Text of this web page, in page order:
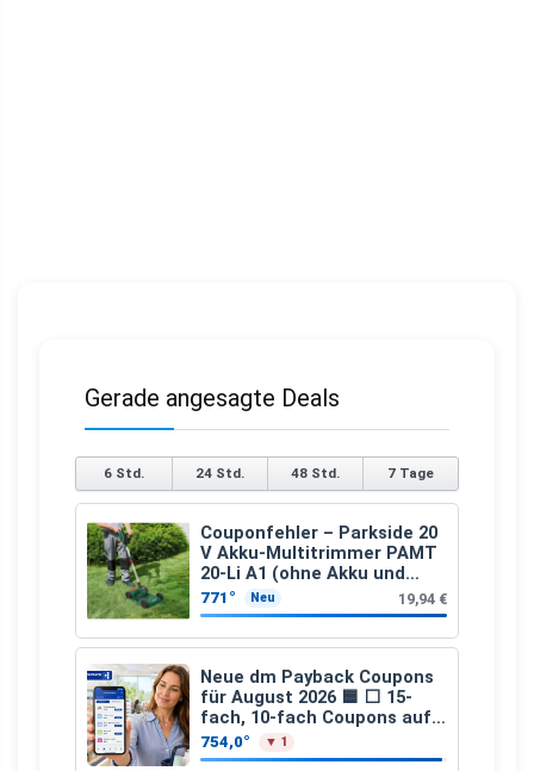
Gerade angesagte Deals
6 Std. 24 Std. 48 Std. 7 Tage
Couponfehler – Parkside 20
V Akku-Multitrimmer PAMT
20-Li A1 (ohne Akku und
Ladegerät)
771° Neu 19,94 €
Neue dm Payback Coupons
für August 2026 🟦 ⬜ 15-
fach, 10-fach Coupons auf
den gesamten Einkauf ab 2
€
754,0° ▼ 1